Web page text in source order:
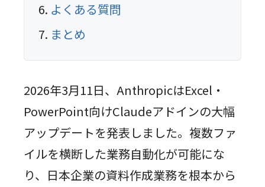
よくある質問
まとめ
2026年3月11日、AnthropicはExcel・
PowerPoint向けClaudeアドインの大幅
アップデートを発表しました。複数ファ
イルを横断した業務自動化が可能にな
り、日本企業の資料作成業務を根本から